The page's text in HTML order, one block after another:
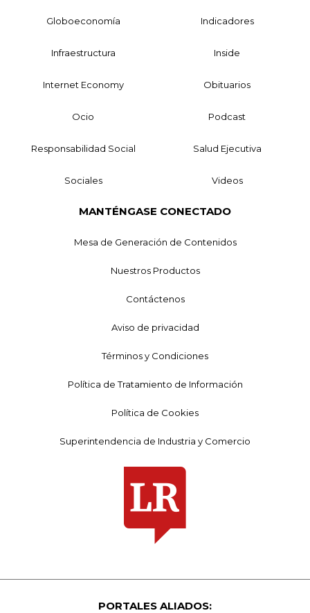
Globoeconomía Indicadores
Infraestructura Inside
Internet Economy Obituarios
Ocio Podcast
Responsabilidad Social Salud Ejecutiva
Sociales Videos
MANTÉNGASE CONECTADO
Mesa de Generación de Contenidos
Nuestros Productos
Contáctenos
Aviso de privacidad
Términos y Condiciones
Política de Tratamiento de Información
Política de Cookies
Superintendencia de Industria y Comercio
PORTALES ALIADOS: